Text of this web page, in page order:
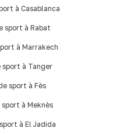
à Casablanca
sport à Rabat
à Marrakech
sport à Tanger
sport à Fès
à Meknès
à El Jadida